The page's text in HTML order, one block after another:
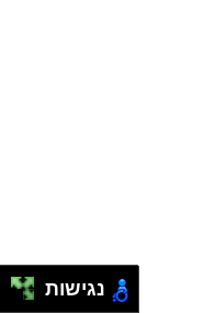
נגישות